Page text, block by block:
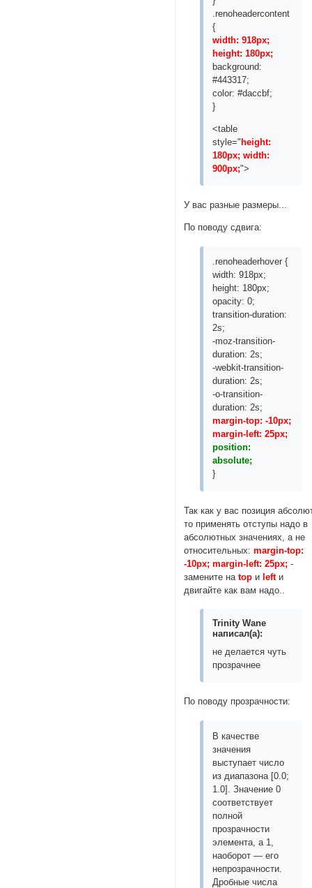
.renoheadercontent
{
width: 918px;
height: 180px;
background:
#443317;
color: #daccbf;
}
<table
style=" height:
180px; width:
900px;">
У вас разные размеры...
По поводу сдвига:
.renoheaderhover {
width: 918px;
height: 180px;
opacity: 0;
transition-duration:
2s;
-moz-transition-
duration: 2s;
-webkit-transition-
duration: 2s;
-o-transition-
duration: 2s;
margin-top: -10px;
margin-left: 25px;
position:
absolute;
}
Так как у вас позиция
то применять отступы надо в
абсолютных значениях, а не
относительных:margin-top:
-10px; margin-left: 25px; -
замените наtop иleftи
двигайте как вам надо..
Trinity Wane
написал(а):
не делается чуть
прозрачнее
По поводу прозрачности:
В качестве
значения
выступает число
из диапазона [0.0;
1.0]. Значение 0
соответствует
полной
прозрачности
элемента, а 1,
наоборот — его
непрозрачности.
Дробные числа